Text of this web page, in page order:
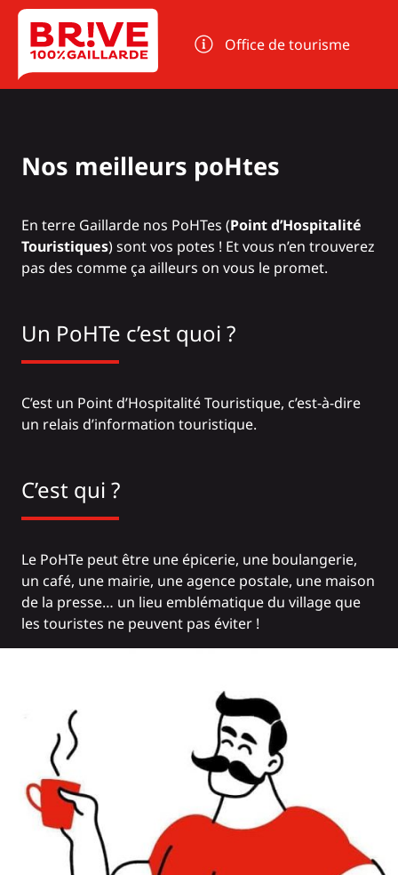
Panneau de gestion des cookies
Office de tourisme
Nos meilleurs poHtes
En terre Gaillarde nos PoHTes (Point d’Hospitalité
Touristiques) sont vos potes ! Et vous n’en trouverez
pas des comme ça ailleurs on vous le promet.
Un PoHTe c’est quoi ?
C’est un Point d’Hospitalité Touristique, c’est-à-dire
un relais d’information touristique.
C’est qui ?
Le PoHTe peut être une épicerie, une boulangerie,
un café, une mairie, une agence postale, une maison
de la presse… un lieu emblématique du village que
les touristes ne peuvent pas éviter !